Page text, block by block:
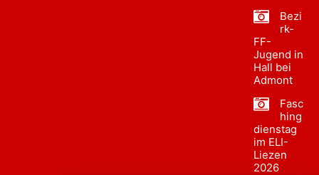
Bezi
rk-
FF-
Jugend in
Hall bei
Admont
Fasc
hing
dienstag
im ELI-
Liezen
2026